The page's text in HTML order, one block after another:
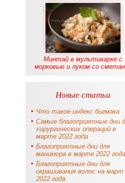
Минтай в мультиварке с
морковью и луком со
Новые статьи
Что такое индекс бигмака
Самые благоприятные дни
хирургических операций в
марте 2022 года
Благоприятные дни для
маникюра в марте 2022 года
Благоприятные дни для
окрашивания волос на март
2022 года